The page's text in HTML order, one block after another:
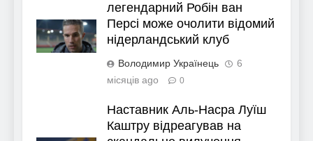
легендарний Робін ван
Персі може очолити відомий
нідерландський клуб
Володимир Українець
6
місяців ago
0
Наставник Аль-Насра Луїш
Каштру відреагував на